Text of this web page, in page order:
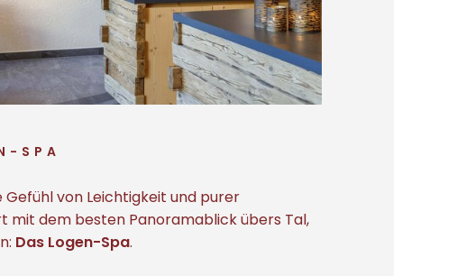
SPA
Gefühl von Leichtigkeit und purer
mit dem besten Panoramablick übers Tal,
Das Logen-Spa.